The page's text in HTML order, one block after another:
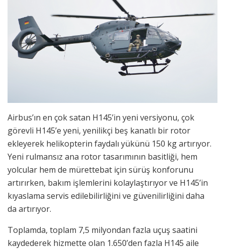
Airbus’ın en çok satan H145’in yeni versiyonu, çok
görevli H145’e yeni, yenilikçi beş kanatlı bir rotor
ekleyerek helikopterin faydalı yükünü 150 kg artırıyor.
Yeni rulmansız ana rotor tasarımının basitliği, hem
yolcular hem de mürettebat için sürüş konforunu
artırırken, bakım işlemlerini kolaylaştırıyor ve H145’in
kıyaslama servis edilebilirliğini ve güvenilirliğini daha
da artırıyor.
Toplamda, toplam 7,5 milyondan fazla uçuş saatini
kaydederek hizmette olan 1.650’den fazla H145 aile